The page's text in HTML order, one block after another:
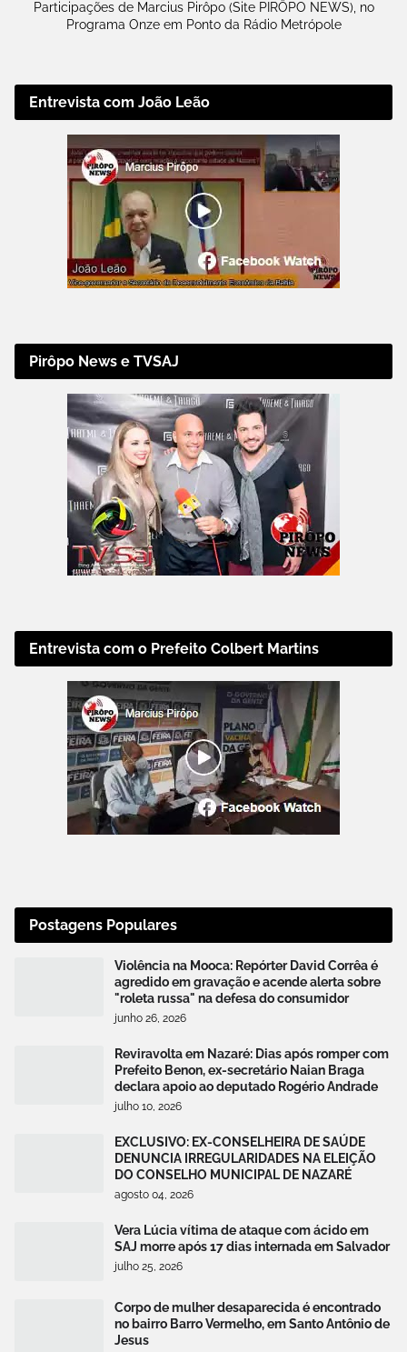
Participações de Marcius Pirôpo (Site PIRÔPO NEWS), no
Programa Onze em Ponto da Rádio Metrópole
Entrevista com João Leão
Pirôpo News e TVSAJ
Entrevista com o Prefeito Colbert Martins
Postagens Populares
Violência na Mooca: Repórter David Corrêa é
agredido em gravação e acende alerta sobre
"roleta russa" na defesa do consumidor
junho 26, 2026
Reviravolta em Nazaré: Dias após romper com
Prefeito Benon, ex-secretário Naian Braga
declara apoio ao deputado Rogério Andrade
julho 10, 2026
EXCLUSIVO: EX-CONSELHEIRA DE SAÚDE
DENUNCIA IRREGULARIDADES NA ELEIÇÃO
DO CONSELHO MUNICIPAL DE NAZARÉ
agosto 04, 2026
Vera Lúcia vítima de ataque com ácido em
SAJ morre após 17 dias internada em Salvador
julho 25, 2026
Corpo de mulher desaparecida é encontrado
no bairro Barro Vermelho, em Santo Antônio de
Jesus